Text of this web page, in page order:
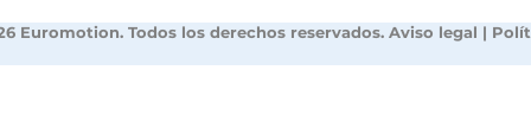
Euromotion. Todos los derechos reservados. Aviso legal |